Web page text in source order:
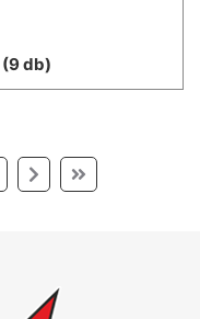
(9 db)